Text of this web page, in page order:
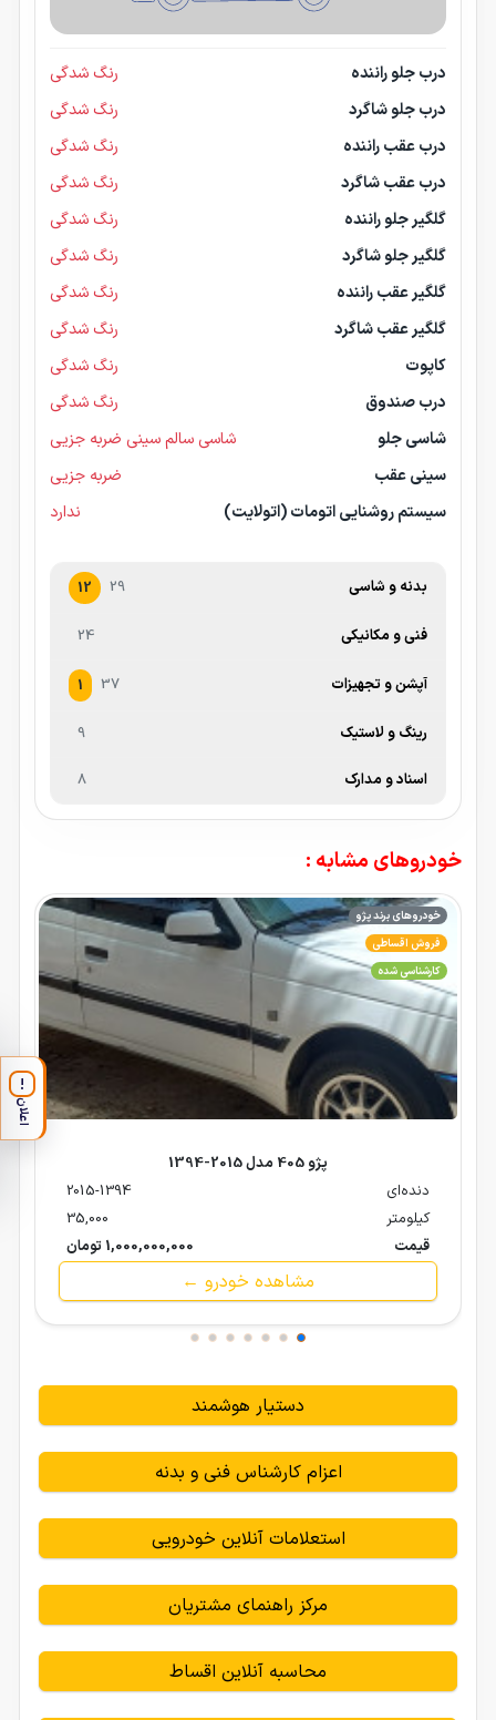
درب جلو راننده
رنگ شدگی
درب جلو شاگرد
رنگ شدگی
درب عقب راننده
رنگ شدگی
درب عقب شاگرد
رنگ شدگی
گلگیر جلو راننده
رنگ شدگی
گلگیر جلو شاگرد
رنگ شدگی
گلگیر عقب راننده
رنگ شدگی
گلگیر عقب شاگرد
رنگ شدگی
کاپوت
رنگ شدگی
درب صندوق
رنگ شدگی
شاسی جلو
شاسی سالم سینی ضربه جزیی
سینی عقب
ضربه جزیی
سیستم روشنایی اتومات (اتولایت)
ندارد
بدنه و شاسی 29
12
فنی و مکانیکی 24
آپشن و تجهیزات 37
1
رینگ و لاستیک 9
اسناد و مدارک 8
خودروهای مشابه :
خودروهای برند پژو
فروش اقساطی
کارشناسی شده
پژو 405 مدل 2015-1394
دنده‌ای
2015-1394
کیلومتر
35,000
قیمت
1,000,000,000 تومان
مشاهده خودرو ←
دستیار هوشمند
اعزام کارشناس فنی و بدنه
استعلامات آنلاین خودرویی
مرکز راهنمای مشتریان
محاسبه آنلاین اقساط
!
اعلان